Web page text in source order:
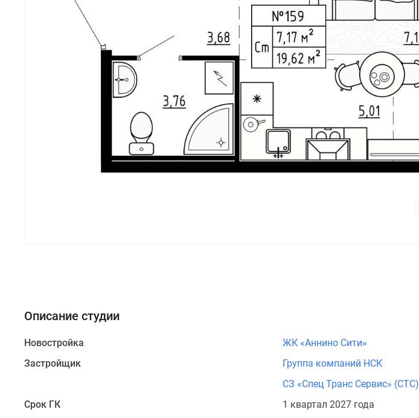
Описание студии
Новостройка
ЖК «Аннино Сити»
Застройщик
Группа компаний НСК
СЗ «Спец Транс Сервис» (СТС)
Срок ГК
1 квартал 2027 года